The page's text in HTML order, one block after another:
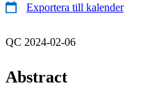
Exportera till kalender
QC 2024-02-06
Abstract